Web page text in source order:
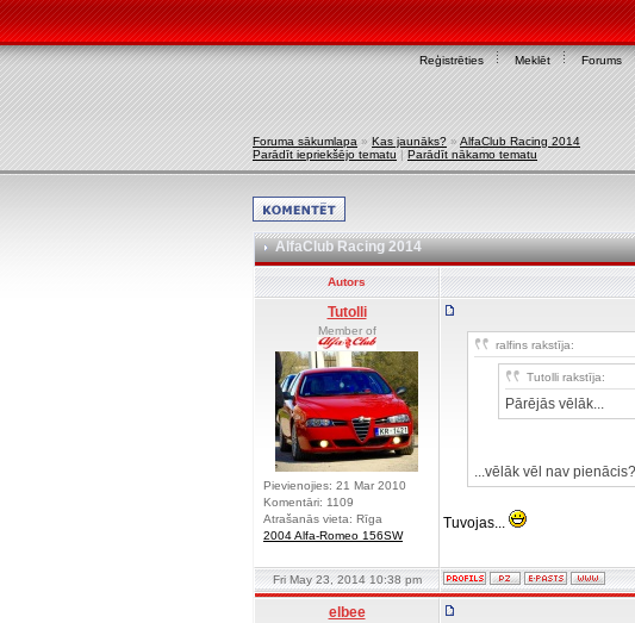
Reģistrēties Meklēt Forums
Foruma sākumlapa » Kas jaunāks? » AlfaClub Racing 2014
Parādīt iepriekšējo tematu | Parādīt nākamo tematu
AlfaClub Racing 2014
Autors
Tutolli
Member of
Pievienojies: 21 Mar 2010
Komentāri: 1109
Atrašanās vieta: Rīga
2004 Alfa-Romeo 156SW
ralfins rakstīja:
Tutolli rakstīja:
Pārējās vēlāk...
...vēlāk vēl nav
Tuvojas...
Fri May 23, 2014 10:38 pm
elbee